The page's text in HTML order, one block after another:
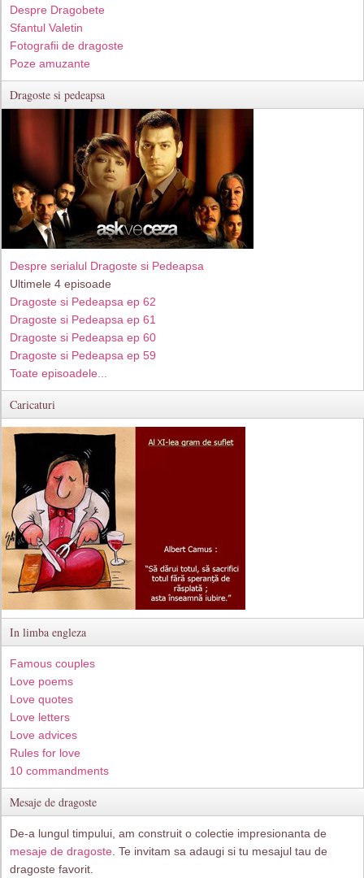
Despre Dragobete
Sfantul Valetin
Fotografii de dragoste
Poze amuzante
Dragoste si pedeapsa
Despre serialul Dragoste si Pedeapsa
Ultimele 4 episoade
Dragoste si Pedeapsa ep 62
Dragoste si Pedeapsa ep 61
Dragoste si Pedeapsa ep 60
Dragoste si Pedeapsa ep 59
Toate episoadele...
Caricaturi
In limba engleza
Famous couples
Love poems
Love quotes
Love letters
Love advices
Rules for love
10 commandments
Mesaje de dragoste
De-a lungul timpului, am construit o colectie impresionanta de
mesaje de dragoste . Te invitam sa adaugi si tu mesajul tau de
dragoste favorit.